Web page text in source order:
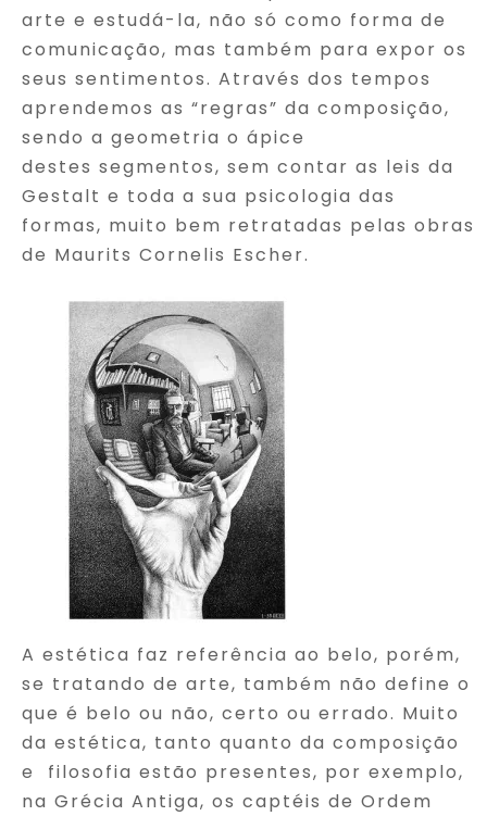
arte e estudá-la, não só como forma de
comunicação, mas também para expor os
seus sentimentos. Através dos tempos
aprendemos as “regras” da composição,
sendo a geometria o ápice
destes segmentos, sem contar as leis da
Gestalt e toda a sua psicologia das
formas, muito bem retratadas pelas obras
de Maurits Cornelis Escher.
A estética faz referência ao belo, porém,
se tratando de arte, também não define o
que é belo ou não, certo ou errado. Muito
da estética, tanto quanto da composição
e filosofia estão presentes, por exemplo,
na Grécia Antiga, os captéis de Ordem